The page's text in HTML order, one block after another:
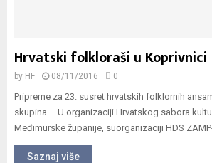
Hrvatski folkloraši u Koprivnici
by HF 08/11/2016 0
Pripreme za 23. susret hrvatskih folklornih
skupina U organizaciji Hrvatskog sabora
Međimurske županije, suorganizaciji HDS
Saznaj više